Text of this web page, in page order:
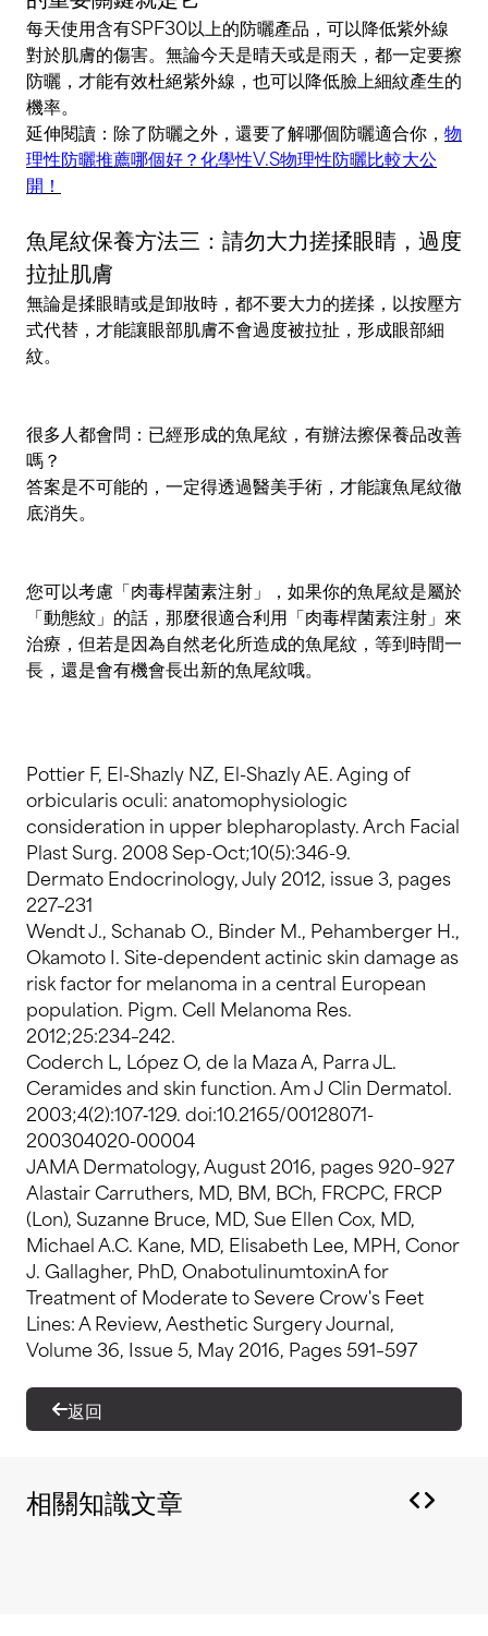
每天使用含有SPF30以上的防曬產品，可以降低紫外線
對於肌膚的傷害。無論今天是晴天或是雨天，都一定要擦
防曬，才能有效杜絕紫外線，也可以降低臉上細紋產生的
機率。
延伸閱讀：除了防曬之外，還要了解哪個防曬適合你， 物
理性防曬推薦哪個好？化學性V.S物理性防曬比較大公
開！
魚尾紋保養方法三：請勿大力搓揉眼睛，過度
拉扯肌膚
無論是揉眼睛或是卸妝時，都不要大力的搓揉，以按壓方
式代替，才能讓眼部肌膚不會過度被拉扯，形成眼部細
紋。
很多人都會問：已經形成的魚尾紋，有辦法擦保養品改善
嗎？
答案是不可能的，一定得透過醫美手術，才能讓魚尾紋徹
底消失。
您可以考慮「肉毒桿菌素注射」，如果你的魚尾紋是屬於
「動態紋」的話，那麼很適合利用「肉毒桿菌素注射」來
治療，但若是因為自然老化所造成的魚尾紋，等到時間一
長，還是會有機會長出新的魚尾紋哦。
Pottier F, El-Shazly NZ, El-Shazly AE. Aging of
orbicularis oculi: anatomophysiologic
consideration in upper blepharoplasty. Arch Facial
Plast Surg. 2008 Sep-Oct;10(5):346-9.
Dermato Endocrinology, July 2012, issue 3, pages
227–231
Wendt J., Schanab O., Binder M., Pehamberger H.,
Okamoto I. Site-dependent actinic skin damage as
risk factor for melanoma in a central European
population. Pigm. Cell Melanoma Res.
2012;25:234–242.
Coderch L, López O, de la Maza A, Parra JL.
Ceramides and skin function. Am J Clin Dermatol.
2003;4(2):107‐129. doi:10.2165/00128071-
200304020-00004
JAMA Dermatology, August 2016, pages 920–927
Alastair Carruthers, MD, BM, BCh, FRCPC, FRCP
(Lon), Suzanne Bruce, MD, Sue Ellen Cox, MD,
Michael A.C. Kane, MD, Elisabeth Lee, MPH, Conor
J. Gallagher, PhD, OnabotulinumtoxinA for
Treatment of Moderate to Severe Crow's Feet
Lines: A Review, Aesthetic Surgery Journal,
Volume 36, Issue 5, May 2016, Pages 591–597
返回
相關知識文章